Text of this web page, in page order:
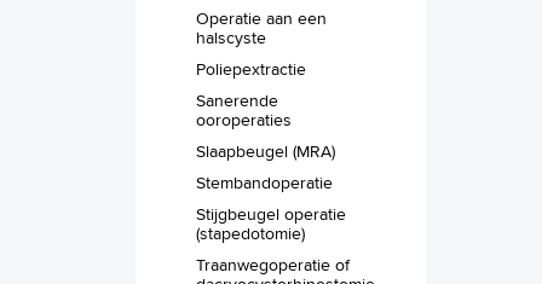
Operatie aan een
halscyste
Poliepextractie
Sanerende
ooroperaties
Slaapbeugel (MRA)
Stembandoperatie
Stijgbeugel operatie
(stapedotomie)
Traanwegoperatie of